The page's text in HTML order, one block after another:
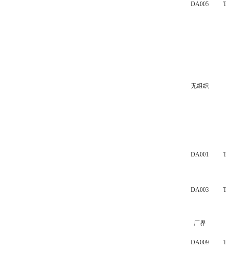
DA005
无组织
DA001
DA003
厂界
DA009